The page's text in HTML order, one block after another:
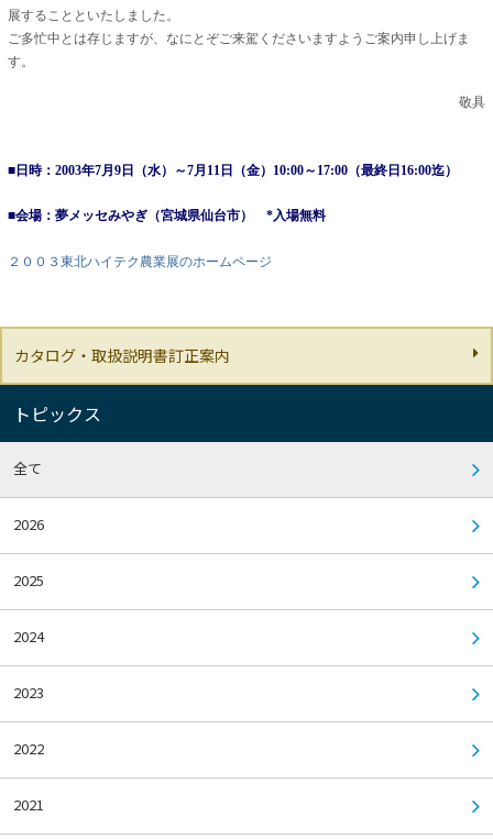
展することといたしました。
ご多忙中とは存じますが、なにとぞご来駕くださいますようご案内申し上げま
す。
敬具
■日時：2003年7月9日（水）～7月11日（金）10:00～17:00（最終日16:00迄）
■会場：夢メッセみやぎ（宮城県仙台市） *入場無料
２００３東北ハイテク農業展のホームページ
カタログ・取扱説明書訂正案内
トピックス
全て
2026
2025
2024
2023
2022
2021